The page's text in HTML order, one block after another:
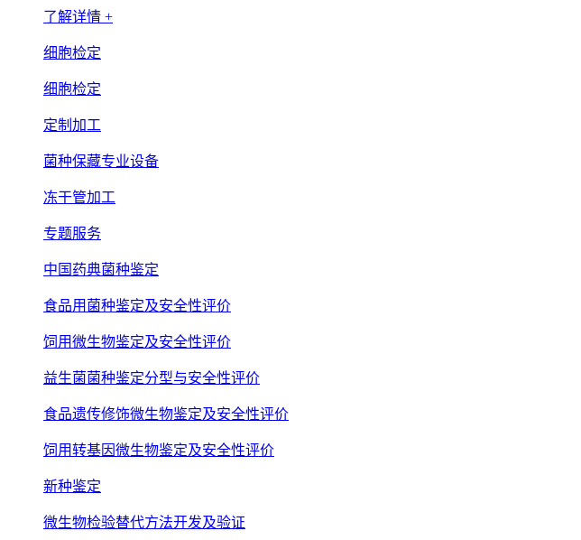
了解详情 +
细胞检定
细胞检定
定制加工
菌种保藏专业设备
冻干管加工
专题服务
中国药典菌种鉴定
食品用菌种鉴定及安全性评价
饲用微生物鉴定及安全性评价
益生菌菌种鉴定分型与安全性评价
食品遗传修饰微生物鉴定及安全性评价
饲用转基因微生物鉴定及安全性评价
新种鉴定
微生物检验替代方法开发及验证